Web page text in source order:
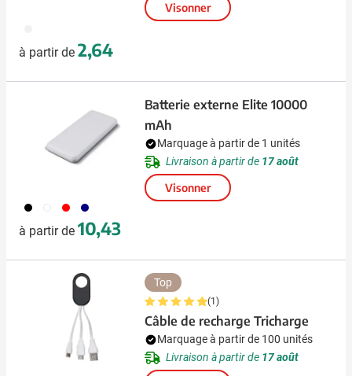
à partir de 2,64
Visonner
001 002 008 307
à partir de 10,43
Batterie externe Elite 10000
mAh
Marquage à partir de 1 unités
Livraison à partir de 17 août
Visonner
Top
(1)
Câble de recharge Tricharge
Marquage à partir de 100 unités
Livraison à partir de 17 août